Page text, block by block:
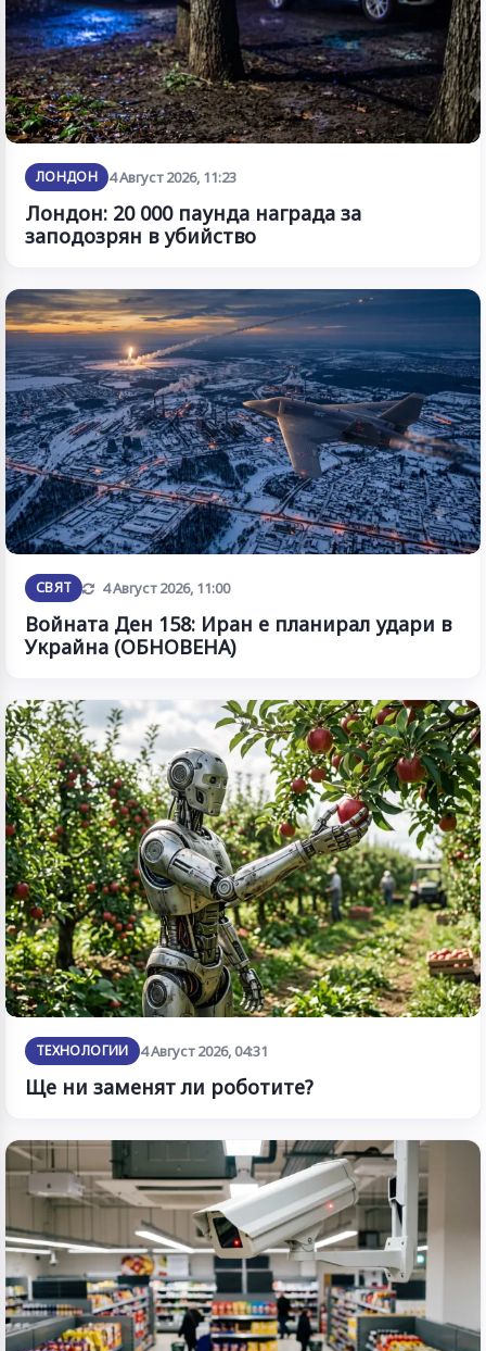
ЛОНДОН 4 Август 2026, 11:23
Лондон: 20 000 паунда награда за
заподозрян в убийство
СВЯТ Обновена
4 Август 2026, 11:00
Войната Ден 158: Иран е планирал удари в
Украйна (ОБНОВЕНА)
ТЕХНОЛОГИИ 4 Август 2026, 04:31
Ще ни заменят ли роботите?